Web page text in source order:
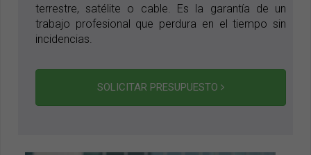
terrestre, satélite o cable. Es la garantía de un
trabajo profesional que perdura en el tiempo sin
incidencias.
SOLICITAR PRESUPUESTO